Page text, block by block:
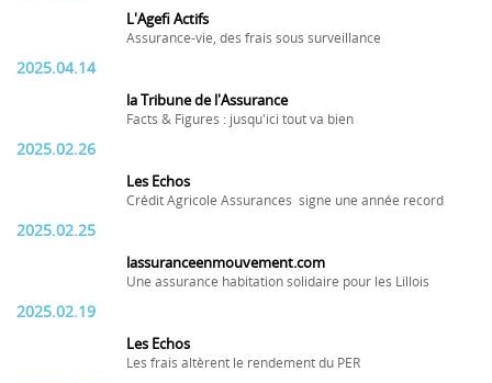
L'Agefi Actifs
Assurance-vie, des frais sous surveillance
2025.04.14
la Tribune de l'Assurance
Facts & Figures : jusqu'ici tout va bien
2025.02.26
Les Echos
Crédit Agricole Assurances signe une année record
2025.02.25
lassuranceenmouvement.com
Une assurance habitation solidaire pour les Lillois
2025.02.19
Les Echos
Les frais altèrent le rendement du PER